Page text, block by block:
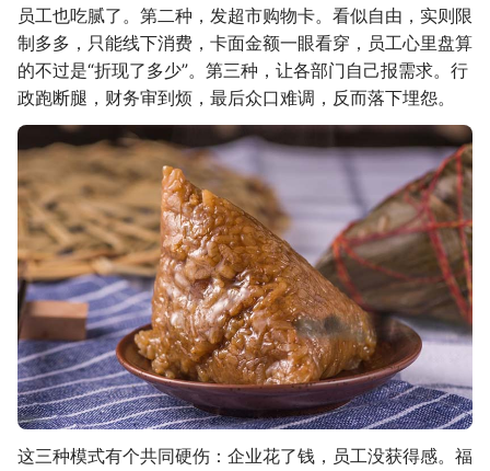
员工也吃腻了。第二种，发超市购物卡。看似自由，实则限
制多多，只能线下消费，卡面金额一眼看穿，员工心里盘算
的不过是“折现了多少”。第三种，让各部门自己报需求。行
政跑断腿，财务审到烦，最后众口难调，反而落下埋怨。
这三种模式有个共同硬伤：企业花了钱，员工没获得感。福